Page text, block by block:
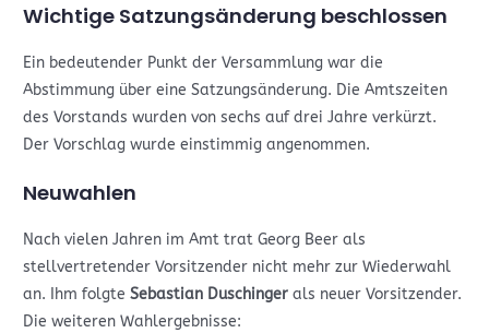
Wichtige Satzungsänderung beschlossen
Ein bedeutender Punkt der Versammlung war die
Abstimmung über eine Satzungsänderung. Die Amtszeiten
des Vorstands wurden von sechs auf drei Jahre verkürzt.
Der Vorschlag wurde einstimmig angenommen.
Neuwahlen
Nach vielen Jahren im Amt trat Georg Beer als
stellvertretender Vorsitzender nicht mehr zur Wiederwahl
an. Ihm folgteSebastian Duschingerals neuer Vorsitzender.
Die weiteren Wahlergebnisse: